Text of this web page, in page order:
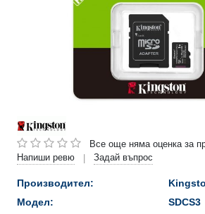
Все още няма оценка за
Напиши ревю
| Задай въпрос
Производител:
Модел:
SDCS3